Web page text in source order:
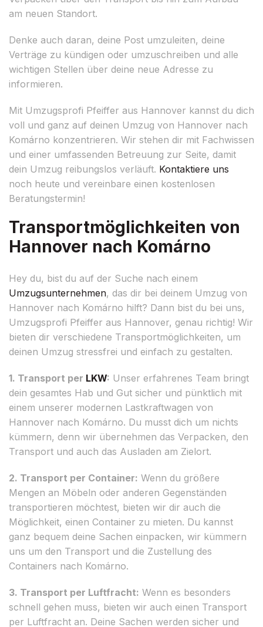
am neuen Standort.
Denke auch daran, deine Post umzuleiten, deine
Verträge zu kündigen oder umzuschreiben und alle
wichtigen Stellen über deine neue Adresse zu
informieren.
Mit Umzugsprofi Pfeiffer aus Hannover kannst du dich
voll und ganz auf deinen Umzug von Hannover nach
Komárno konzentrieren. Wir stehen dir mit Fachwissen
und einer umfassenden Betreuung zur Seite, damit
dein Umzug reibungslos verläuft. Kontaktiere uns
noch heute und vereinbare einen kostenlosen
Beratungstermin!
Transportmöglichkeiten von
Hannover nach Komárno
Hey du, bist du auf der Suche nach einem
Umzugsunternehmen, das dir bei deinem Umzug von
Hannover nach Komárno hilft? Dann bist du bei uns,
Umzugsprofi Pfeiffer aus Hannover, genau richtig! Wir
bieten dir verschiedene Transportmöglichkeiten, um
deinen Umzug stressfrei und einfach zu gestalten.
1. Transport per LKW: Unser erfahrenes Team bringt
dein gesamtes Hab und Gut sicher und pünktlich mit
einem unserer modernen Lastkraftwagen von
Hannover nach Komárno. Du musst dich um nichts
kümmern, denn wir übernehmen das Verpacken, den
Transport und auch das Ausladen am Zielort.
2. Transport per Container: Wenn du größere
Mengen an Möbeln oder anderen Gegenständen
transportieren möchtest, bieten wir dir auch die
Möglichkeit, einen Container zu mieten. Du kannst
ganz bequem deine Sachen einpacken, wir kümmern
uns um den Transport und die Zustellung des
Containers nach Komárno.
3. Transport per Luftfracht: Wenn es besonders
schnell gehen muss, bieten wir auch einen Transport
per Luftfracht an. Deine Sachen werden sicher und